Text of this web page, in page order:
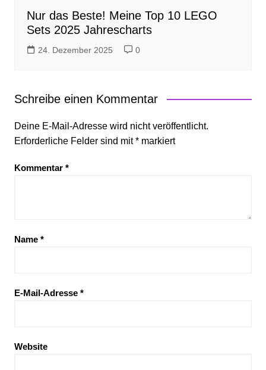
Nur das Beste! Meine Top 10 LEGO
Sets 2025 Jahrescharts
24. Dezember 2025 0
Schreibe einen Kommentar
Deine E-Mail-Adresse wird nicht veröffentlicht.
Erforderliche Felder sind mit*markiert
Kommentar *
Name *
E-Mail-Adresse *
Website